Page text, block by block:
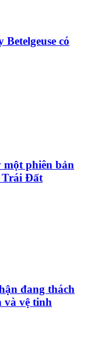
có
một phiên bản
Trái Đất
đang thách
và vệ tinh